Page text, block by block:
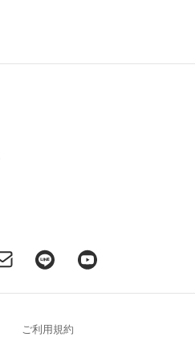
ご利用規約